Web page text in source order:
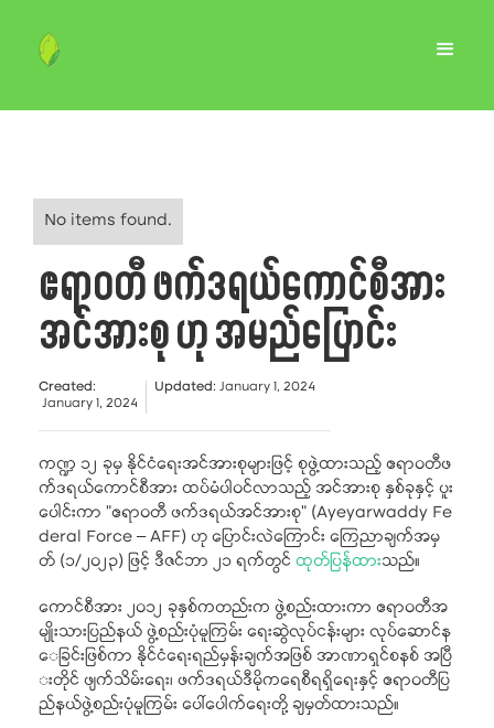
No items found.
ဧရာဝတီ ဖက်ဒရယ်ကောင်စီအား
အင်အားစု ဟု အမည်ပြောင်း
Created:
January 1, 2024
Updated: January 1, 2024
ကဏ္ဍ ၁၂ ခုမှ နိုင်ငံရေးအင်အားစုများဖြင့် စုဖွဲ့ထားသည့် ဧရာဝတီဖ
က်ဒရယ်ကောင်စီအား ထပ်မံပါဝင်လာသည့် အင်အားစု နှစ်ခုနှင့် ပူး
ပေါင်းကာ "ဧရာဝတီ ဖက်ဒရယ်အင်အားစု" (Ayeyarwaddy Fe
deral Force – AFF) ဟု ပြောင်းလဲကြောင်း ကြေညာချက်အမှ
တ် (၁/၂၀၂၃) ဖြင့် ဒီဇင်ဘာ ၂၁ ရက်တွင် ထုတ်ပြန်ထားသည်။
ကောင်စီအား ၂၀၁၂ ခုနှစ်ကတည်းက ဖွဲ့စည်းထားကာ ဧရာဝတီအ
မျိုးသားပြည်နယ် ဖွဲ့စည်းပုံမူကြမ်း ရေးဆွဲလုပ်ငန်းများ လုပ်ဆောင်န
ေခြင်းဖြစ်ကာ နိုင်ငံရေးရည်မှန်းချက်အဖြစ် အာဏာရှင်စနစ် အပြီ
းတိုင် ဖျက်သိမ်းရေး၊ ဖက်ဒရယ်ဒီမိုကရေစီရရှိရေးနှင့် ဧရာဝတီပြ
ည်နယ်ဖွဲ့စည်းပုံမူကြမ်း ပေါ်ပေါက်ရေးတို့ ချမှတ်ထားသည်။